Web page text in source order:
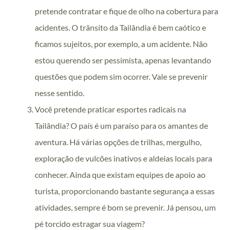
pretende contratar e fique de olho na cobertura para
acidentes. O trânsito da Tailândia é bem caótico e
ficamos sujeitos, por exemplo, a um acidente. Não
estou querendo ser pessimista, apenas levantando
questões que podem sim ocorrer. Vale se prevenir
nesse sentido.
Você pretende praticar esportes radicais na
Tailândia? O país é um paraíso para os amantes de
aventura. Há várias opções de trilhas, mergulho,
exploração de vulcões inativos e aldeias locais para
conhecer. Ainda que existam equipes de apoio ao
turista, proporcionando bastante segurança a essas
atividades, sempre é bom se prevenir. Já pensou, um
pé torcido estragar sua viagem?